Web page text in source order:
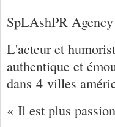
SpLAshPR
L'acteur et
authentique et
dans 4 villes
« Il est plus